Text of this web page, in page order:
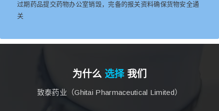
过期药品提交药物办公室销毁，完备的报关资料确保货物安全通
关
为什么 选择我们
致泰药业（Ghitai Pharmaceutical Limited）